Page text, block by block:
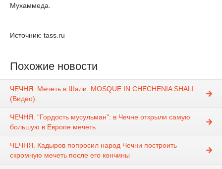
Мухаммеда.
Источник: tass.ru
Похожие новости
ЧЕЧНЯ. Мечеть в Шали. MOSQUЕ IN CHECHENIA SHALI.
(Видео).
ЧЕЧНЯ. "Гордость мусульман": в Чечне открыли самую
большую в Европе мечеть
ЧЕЧНЯ. Кадыров попросил народ Чечни построить
скромную мечеть после его кончины